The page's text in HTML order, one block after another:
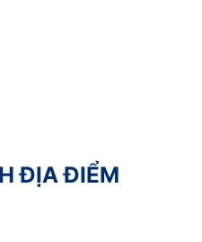
ĐỊA ĐIỂM